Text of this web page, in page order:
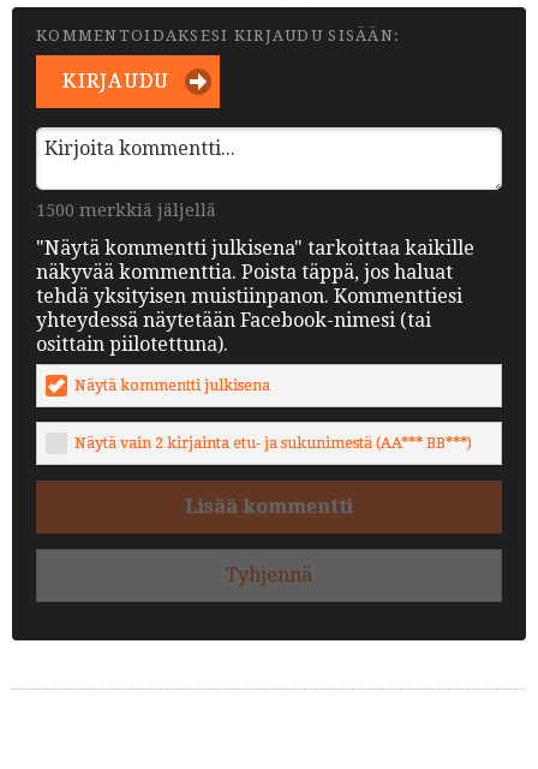
KOMMENTOIDAKSESI KIRJAUDU SISÄÄN:
KIRJAUDU
1500 merkkiä jäljellä
"Näytä kommentti julkisena" tarkoittaa kaikille
näkyvää kommenttia. Poista täppä, jos haluat
tehdä yksityisen muistiinpanon. Kommenttiesi
yhteydessä näytetään Facebook-nimesi (tai
osittain piilotettuna).
Näytä kommentti julkisena
Näytä vain 2 kirjainta etu- ja sukunimestä (AA*** BB***)
Lisää kommentti
Tyhjennä